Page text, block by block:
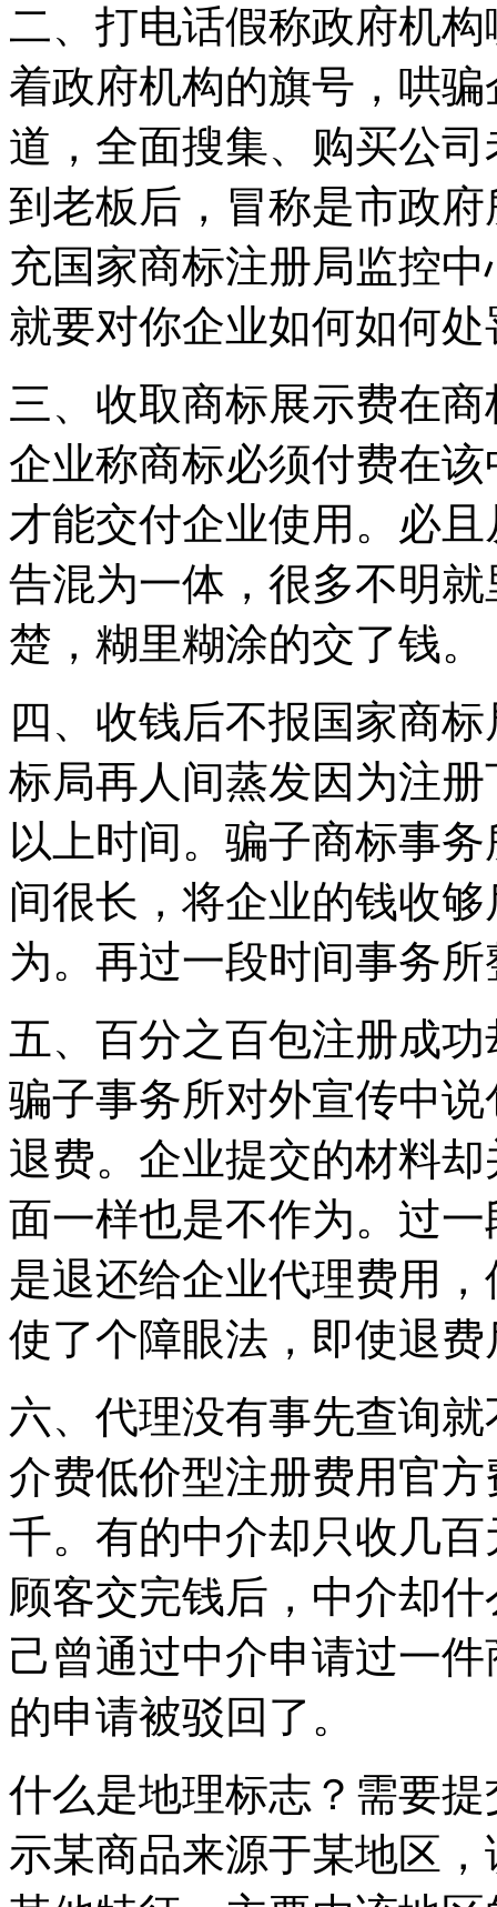
二、打电话假称政府机
着政府机构的旗号，哄
道，全面搜集、购买公
到老板后，冒称是市政
充国家商标注册局监控
就要对你企业如何如何处
三、收取商标展示费在
企业称商标必须付费在
才能交付企业使用。必
告混为一体，很多不明
楚，糊里糊涂的交了钱。
四、收钱后不报国家商
标局再人间蒸发因为注
以上时间。骗子商标事
间很长，将企业的钱收
为。再过一段时间事务
五、百分之百包注册成
骗子事务所对外宣传中
退费。企业提交的材料
面一样也是不作为。过
是退还给企业代理费用
使了个障眼法，即使退
六、代理没有事先查询
介费低价型注册费用官
千。有的中介却只收几
顾客交完钱后，中介却
己曾通过中介申请过一
的申请被驳回了。
什么是地理标志？需要
示某商品来源于某地区